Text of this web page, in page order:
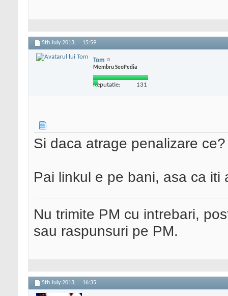
5th July 2013, 15:59
Tom
Membru SeoPedia
Reputatie: 131
Si daca atrage penalizare ce?
Pai linkul e pe bani, asa ca
Nu trimite PM cu intrebari,
sau raspunsuri pe PM.
5th July 2013, 16:35